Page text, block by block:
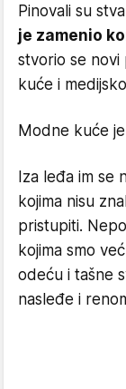
Pinovali su
je zamenio
stvorio se novi
kuće i
Modne kuće
Iza leđa im se
kojima nisu
pristupiti.
kojima smo
odeću i tašne
nasleđe i